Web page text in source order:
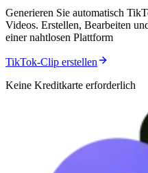
Generieren Sie automatisch
Videos. Erstellen, Bearbeiten
einer nahtlosen Plattform
TikTok-Clip erstellen
Keine Kreditkarte erforderlich